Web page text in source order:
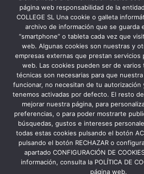
subvención de 30.245,63€. Con una potencia
comunidad educativa de New Castelar ahorra al
toneladas de CO2 al año, lo que equivale a recorrer
o plantar 116 árboles al año.
Aviso Legal
Política de
página web responsabilidad de la
COLLEGE SL Una cookie o galleta
archivo de información que se guarda
“smartphone” o tableta cada vez que
web. Algunas cookies son nuestras y
empresas externas que prestan servicios
web. Las cookies pueden ser de varios
técnicas son necesarias para que
funcionar, no necesitan de tu autorización
tenemos activadas por defecto. El resto
mejorar nuestra página, para
preferencias, o para poder mostrarte
búsquedas, gustos e intereses
todas estas cookies pulsando el botón
pulsando el botón RECHAZAR o
apartado CONFIGURACIÓN DE
información, consulta la POLÍTICA DE
página web.